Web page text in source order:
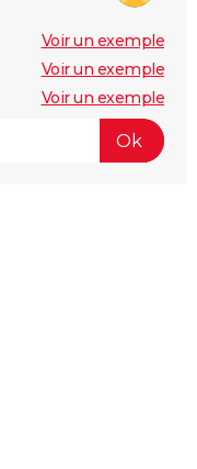
Voir un exemple
Voir un exemple
Voir un exemple